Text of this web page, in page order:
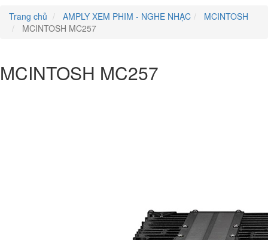
Trang chủ
AMPLY XEM PHIM - NGHE NHẠC
MCINTOSH
MCINTOSH MC257
MCINTOSH MC257